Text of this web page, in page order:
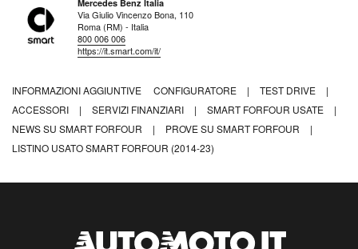
Mercedes Benz Italia
Via Giulio Vincenzo Bona, 110
Roma (RM) - Italia
800 006 006
https://it.smart.com/it/
INFORMAZIONI AGGIUNTIVE CONFIGURATORE | TEST DRIVE
|
ACCESSORI
| SERVIZI FINANZIARI | SMART FORFOUR USATE
|
NEWS SU SMART FORFOUR
| PROVE SU SMART FORFOUR
|
LISTINO USATO SMART FORFOUR (2014-23)